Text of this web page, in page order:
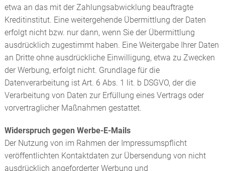
etwa an das mit der Zahlungsabwicklung beauftragte
Kreditinstitut. Eine weitergehende Übermittlung der Daten
erfolgt nicht bzw. nur dann, wenn Sie der Übermittlung
ausdrücklich zugestimmt haben. Eine Weitergabe Ihrer Daten
an Dritte ohne ausdrückliche Einwilligung, etwa zu Zwecken
der Werbung, erfolgt nicht. Grundlage für die
Datenverarbeitung ist Art. 6 Abs. 1 lit. b DSGVO, der die
Verarbeitung von Daten zur Erfüllung eines Vertrags oder
vorvertraglicher Maßnahmen gestattet.
Widerspruch gegen Werbe-E-Mails
Der Nutzung von im Rahmen der Impressumspflicht
veröffentlichten Kontaktdaten zur Übersendung von nicht
ausdrücklich angeforderter Werbung und